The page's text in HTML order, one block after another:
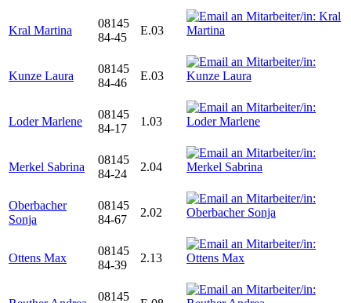
Kral Martina
08145
84-45
E.03
Kunze Laura
08145
84-46
E.03
Loder Marlene
08145
84-17
1.03
Merkel Sabrina
08145
84-24
2.04
Oberbacher
Sonja
08145
84-67
2.02
Ottens Max
08145
84-39
2.13
08145